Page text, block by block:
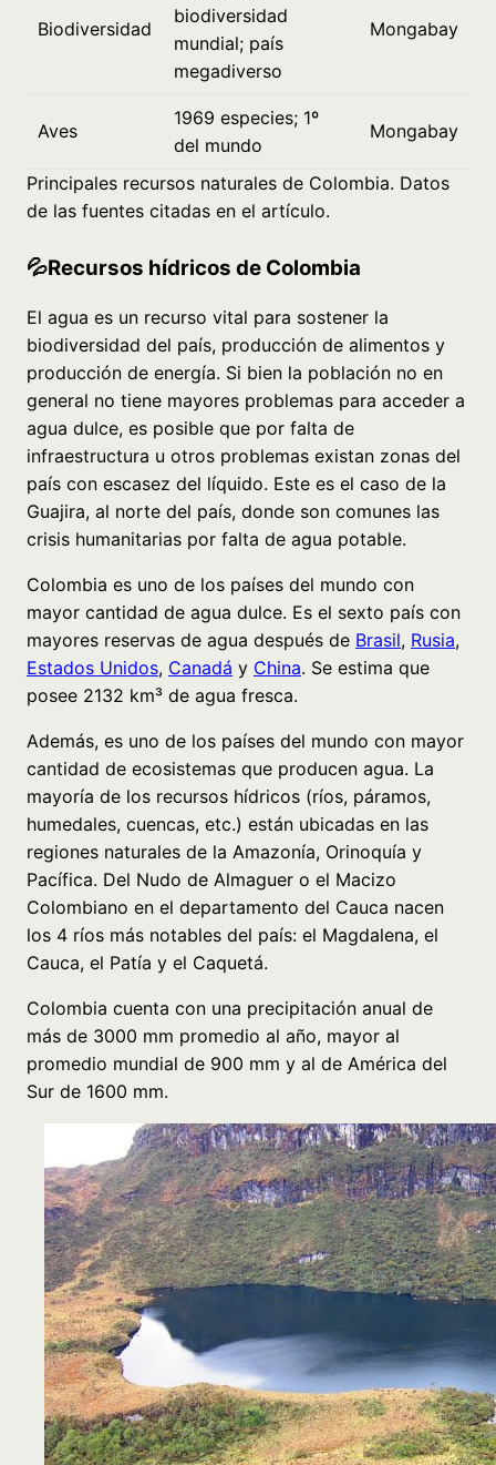
Biodiversidad
biodiversidad
mundial; país
megadiverso
Mongabay
Aves
1969 especies; 1º
del mundo
Mongabay
Principales recursos naturales de Colombia. Datos
de las fuentes citadas en el artículo.
💦Recursos hídricos de Colombia
El agua es un recurso vital para sostener la
biodiversidad del país, producción de alimentos y
producción de energía. Si bien la población no en
general no tiene mayores problemas para acceder a
agua dulce, es posible que por falta de
infraestructura u otros problemas existan zonas del
país con escasez del líquido. Este es el caso de la
Guajira, al norte del país, donde son comunes las
crisis humanitarias por falta de agua potable.
Colombia es uno de los países del mundo con
mayor cantidad de agua dulce. Es el sexto país con
mayores reservas de agua después de Brasil, Rusia,
Estados Unidos, Canadá y China. Se estima que
posee 2132 km³ de agua fresca.
Además, es uno de los países del mundo con mayor
cantidad de ecosistemas que producen agua. La
mayoría de los recursos hídricos (ríos, páramos,
humedales, cuencas, etc.) están ubicadas en las
regiones naturales de la Amazonía, Orinoquía y
Pacífica. Del Nudo de Almaguer o el Macizo
Colombiano en el departamento del Cauca nacen
los 4 ríos más notables del país: el Magdalena, el
Cauca, el Patía y el Caquetá.
Colombia cuenta con una precipitación anual de
más de 3000 mm promedio al año, mayor al
promedio mundial de 900 mm y al de América del
Sur de 1600 mm.